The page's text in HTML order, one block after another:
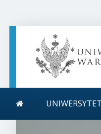
UNIWERSYTET